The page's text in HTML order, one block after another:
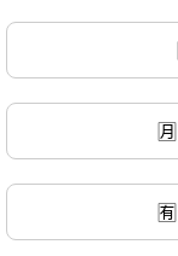
🈷
🈶